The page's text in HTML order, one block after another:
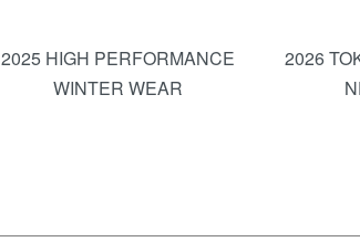
2025 HIGH PERFORMANCE
WINTER WEAR
2026